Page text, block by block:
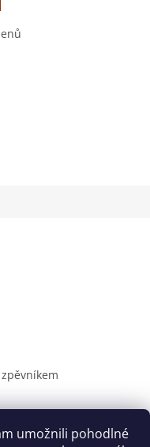
umožnili pohodlné